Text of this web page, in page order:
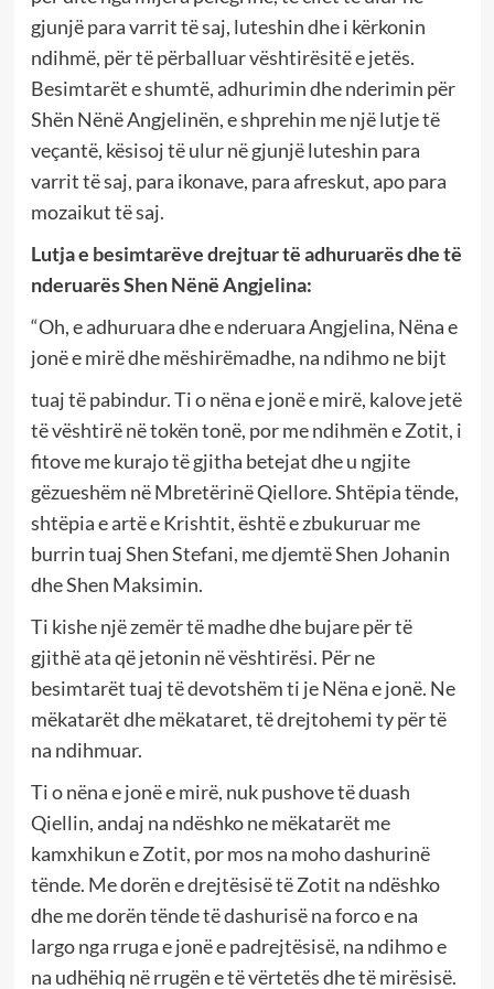
gjunjë para varrit të saj, luteshin dhe i kërkonin
ndihmë, për të përballuar vështirësitë e jetës.
Besimtarët e shumtë, adhurimin dhe nderimin për
Shën Nënë Angjelinën, e shprehin me një lutje të
veçantë, kësisoj të ulur në gjunjë luteshin para
varrit të saj, para ikonave, para afreskut, apo para
mozaikut të saj.
Lutja e besimtarëve drejtuar të adhuruarës dhe të
nderuarës Shen Nënë Angjelina:
“Oh, e adhuruara dhe e nderuara Angjelina, Nëna e
jonë e mirë dhe mëshirëmadhe, na ndihmo ne bijt
tuaj të pabindur. Ti o nëna e jonë e mirë, kalove jetë
të vështirë në tokën tonë, por me ndihmën e Zotit, i
fitove me kurajo të gjitha betejat dhe u ngjite
gëzueshëm në Mbretërinë Qiellore. Shtëpia tënde,
shtëpia e artë e Krishtit, është e zbukuruar me
burrin tuaj Shen Stefani, me djemtë Shen Johanin
dhe Shen Maksimin.
Ti kishe një zemër të madhe dhe bujare për të
gjithë ata që jetonin në vështirësi. Për ne
besimtarët tuaj të devotshëm ti je Nëna e jonë. Ne
mëkatarët dhe mëkataret, të drejtohemi ty për të
na ndihmuar.
Ti o nëna e jonë e mirë, nuk pushove të duash
Qiellin, andaj na ndëshko ne mëkatarët me
kamxhikun e Zotit, por mos na moho dashurinë
tënde. Me dorën e drejtësisë të Zotit na ndëshko
dhe me dorën tënde të dashurisë na forco e na
largo nga rruga e jonë e padrejtësisë, na ndihmo e
na udhëhiq në rrugën e të vërtetës dhe të mirësisë.